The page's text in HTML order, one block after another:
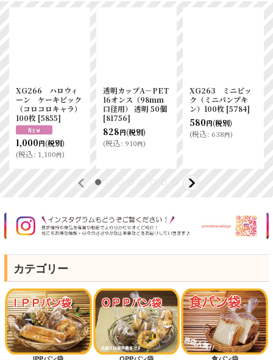
合掌ガゼット
GTP No.27
75×60×200
100枚 [8809]
1,455円
(税別)
(税込:1,600円)
XG126 ケーキピ
ック リーフ
[5874]
710円(税別)
(税込: 781円)
ピクニックレジ袋
S（ナチュラル）
393円～7,410
(税別)
カテゴリー